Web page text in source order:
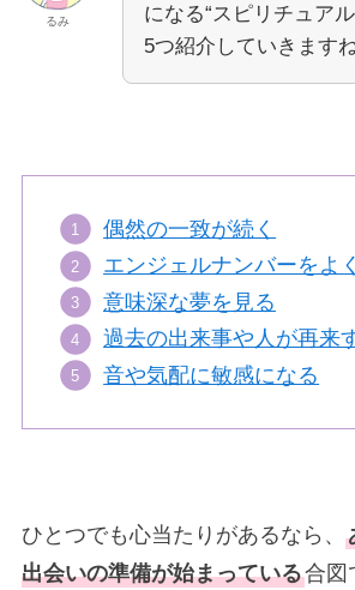
るみ
になる“スピリチュア
5つ紹介していきます
偶然の一致が続く
エンジェルナンバーをよ
意味深な夢を見る
過去の出来事や人が再来
音や気配に敏感になる
ひとつでも心当たりがあるなら、
出会いの準備が始まっている合図